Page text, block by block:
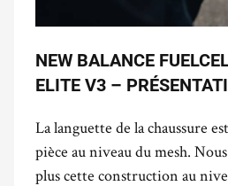
NEW BALANCE
ELITE V3 –
La languette de la chaussure
pièce au niveau du mesh.
plus cette construction au